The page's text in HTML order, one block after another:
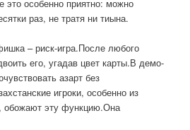
особенно приятно: можно
раз, не тратя ни тиына.
– риск-игра.После любого
его, угадав цвет карты.В демо-
азарт без
игроки, особенно из
обожают эту функцию.Она